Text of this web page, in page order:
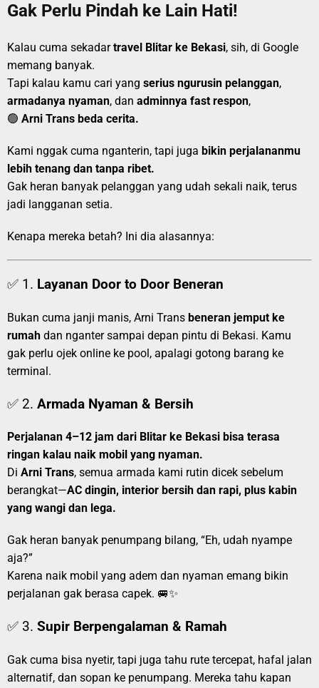
Gak Perlu Pindah ke Lain Hati!
Kalau cuma sekadartravel Blitar ke Bekasi, sih, di Google
memang banyak.
Tapi kalau kamu cari yang serius ngurusin pelanggan,
armadanya nyaman, dan adminnya fast respon,
🟢 Arni Trans beda cerita.
Kami nggak cuma nganterin, tapi juga bikin perjalananmu
lebih tenang dan tanpa ribet.
Gak heran banyak pelanggan yang udah sekali naik, terus
jadi langganan setia.
Kenapa mereka betah? Ini dia alasannya:
✅ 1. Layanan Door to Door Beneran
Bukan cuma janji manis, Arni Trans beneran jemput ke
rumah dan nganter sampai depan pintu di Bekasi. Kamu
gak perlu ojek online ke pool, apalagi gotong barang ke
terminal.
✅ 2. Armada Nyaman & Bersih
Perjalanan 4–12 jam dari Blitar ke Bekasi bisa terasa
ringan kalau naik mobil yang nyaman.
Di Arni Trans, semua armada kami rutin dicek sebelum
berangkat—AC dingin, interior bersih dan rapi, plus kabin
yang wangi dan lega.
Gak heran banyak penumpang bilang, “Eh, udah nyampe
aja?”
Karena naik mobil yang adem dan nyaman emang bikin
perjalanan gak berasa capek. 🚐✨
✅ 3. Supir Berpengalaman & Ramah
Gak cuma bisa nyetir, tapi juga tahu rute tercepat, hafal jalan
alternatif, dan sopan ke penumpang. Mereka tahu kapan